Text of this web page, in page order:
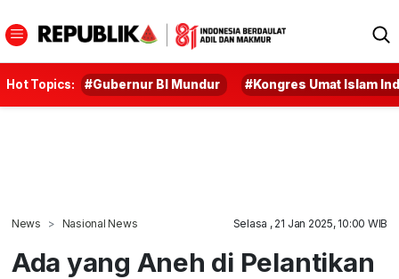
Hot Topics: #Gubernur BI Mundur #Kongres Umat Islam
News Nasional News Selasa , 21 Jan 2025, 10:00 WIB
Ada yang Aneh di Pelantikan